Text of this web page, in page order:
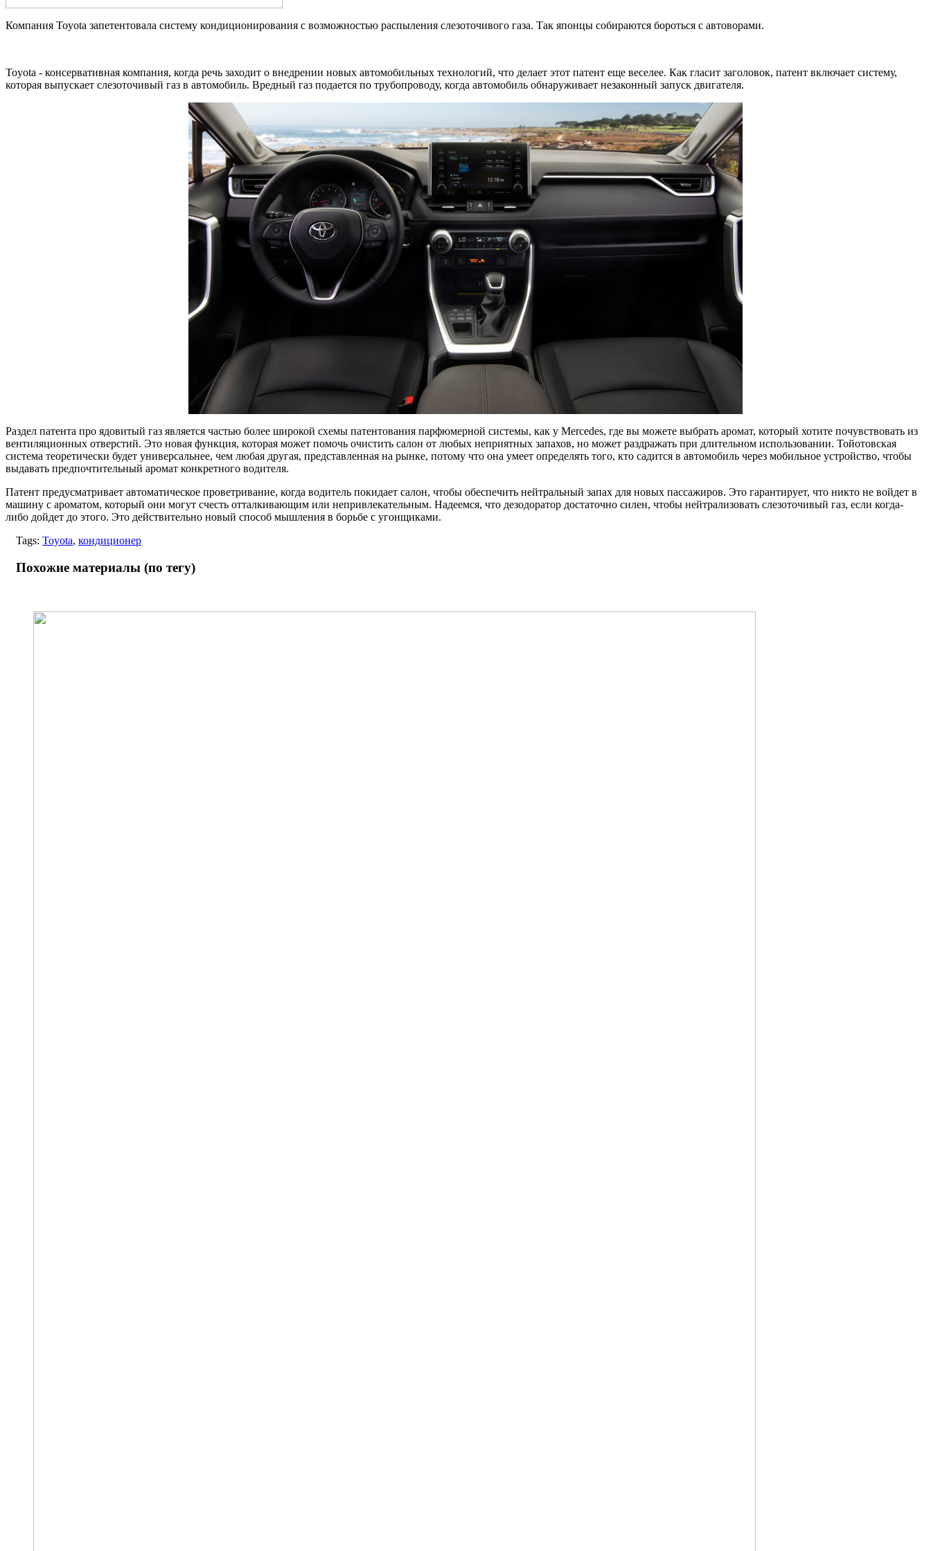
Компания Toyota запетентовала систему кондиционирования с возможностью распыления слезоточивого газа. Так японцы собираются бороться с автоворами.
Toyota - консервативная компания, когда речь заходит о внедрении новых автомобильных технологий, что делает этот патент еще веселее. Как гласит заголовок, патент включает систему,
которая выпускает слезоточивый газ в автомобиль. Вредный газ подается по трубопроводу, когда автомобиль обнаруживает незаконный запуск двигателя.
Раздел патента про ядовитый газ является частью более широкой схемы патентования парфюмерной системы, как у Mercedes, где вы можете выбрать аромат, который хотите почувствовать из
вентиляционных отверстий. Это новая функция, которая может помочь очистить салон от любых неприятных запахов, но может раздражать при длительном использовании. Тойотовская
система теоретически будет универсальнее, чем любая другая, представленная на рынке, потому что она умеет определять того, кто садится в автомобиль через мобильное устройство, чтобы
выдавать предпочтительный аромат конкретного водителя.
Патент предусматривает автоматическое проветривание, когда водитель покидает салон, чтобы обеспечить нейтральный запах для новых пассажиров. Это гарантирует, что никто не войдет в
машину с ароматом, который они могут счесть отталкивающим или непривлекательным. Надеемся, что дезодоратор достаточно силен, чтобы нейтрализовать слезоточивый газ, если когда-
либо дойдет до этого. Это действительно новый способ мышления в борьбе с угонщиками.
Tags: Toyota, кондиционер
Похожие материалы (по тегу)